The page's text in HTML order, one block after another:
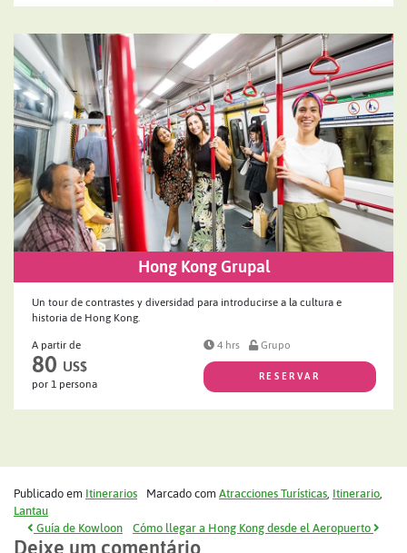
Hong Kong Grupal
Un tour de contrastes y diversidad para introducirse a la cultura e
historia de Hong Kong.
A partir de
80 US$
por 1 persona
4 hrs Grupo
RESERVAR
Publicado em Itinerarios Marcado com Atracciones Turísticas Itinerario
Lantau
Navegação de post
Guía de Kowloon Cómo llegar a Hong Kong desde el Aeropuerto
Deixe um comentário